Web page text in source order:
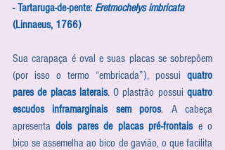
- Tartaruga-de-pente: Eretmochelys imbricata
(Linnaeus, 1766)
Sua carapaça é oval e suas placas se sobrepõem
(por isso o termo “embricada”), possui quatro
pares de placas laterais. O plastrão possui quatro
escudos inframarginais sem poros. A cabeça
apresenta dois pares de placas pré-frontais e o
bico se assemelha ao bico de gavião, o que facilita